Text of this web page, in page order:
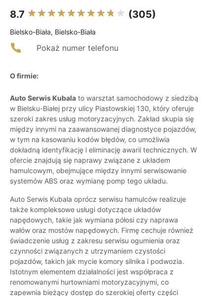
8.7 (305)
Bielsko-Biała, Bielsko-Biała
Pokaż numer telefonu
O firmie:
Auto Serwis Kubala to warsztat samochodowy z siedzibą
w Bielsku-Białej przy ulicy Piastowskiej 130, który oferuje
szeroki zakres usług motoryzacyjnych. Zakład skupia się
między innymi na zaawansowanej diagnostyce pojazdów,
w tym na kasowaniu kodów błędów, co umożliwia
dokładną identyfikację i eliminację awarii technicznych. W
ofercie znajdują się naprawy związane z układem
hamulcowym, obejmujące między innymi serwisowanie
systemów ABS oraz wymianę pomp tego układu.
Auto Serwis Kubala oprócz serwisu hamulców realizuje
także kompleksowe usługi dotyczące układów
napędowych, takie jak wymiana półosi czy naprawa
wałów oraz mostów napędowych. Firmę cechuje również
świadczenie usług z zakresu serwisu ogumienia oraz
czynności związanych z utrzymaniem czystości
pojazdów, takich jak mycie komory silnika i podwozia.
Istotnym elementem działalności jest współpraca z
renomowanymi hurtowniami motoryzacyjnymi, co
zapewnia bieżący dostęp do szerokiej oferty części